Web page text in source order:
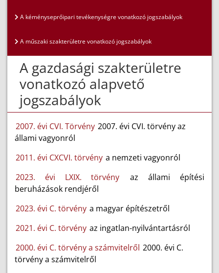
A kéményseprőipari tevékenységre vonatkozó jogszabályok
A műszaki szakterületre vonatkozó jogszabályok
A gazdasági szakterületre
vonatkozó alapvető
jogszabályok
2007. évi CVI. Törvény 2007. évi CVI. törvény az
állami vagyonról
2011. évi CXCVI. törvény a nemzeti vagyonról
2023. évi LXIX. törvény
az állami építési
beruházások rendjéről
2023. évi C. törvény a magyar építészetről
2021. évi C. törvény az ingatlan-nyilvántartásról
2000. évi C. törvény a számvitelről 2000. évi C.
törvény a számvitelről